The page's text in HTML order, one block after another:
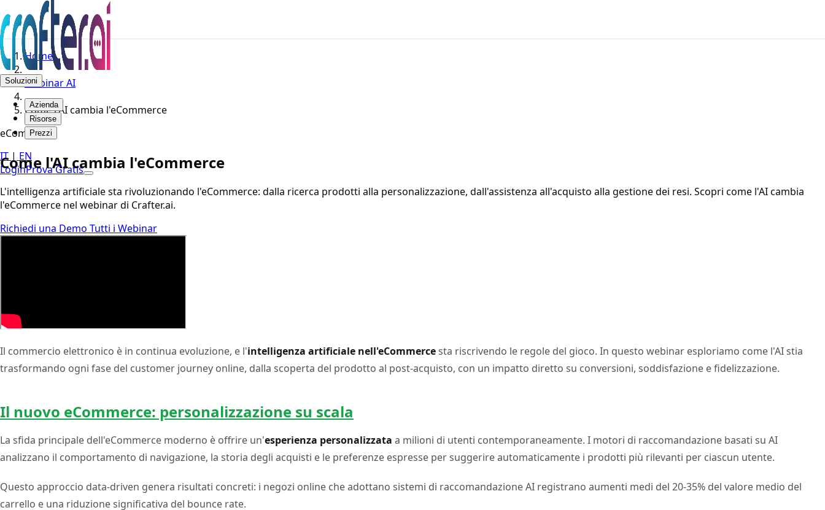
Soluzioni
Azienda
Risorse
Prezzi
IT | EN
LoginProva Gratis
Home
Webinar AI
Come l'AI cambia l'eCommerce
eCommerce
Come l'AI cambia l'eCommerce
L'intelligenza artificiale sta rivoluzionando l'eCommerce: dalla ricerca prodotti alla personalizzazione, dall'assistenza all'acquisto alla gestione dei resi. Scopri come l'AI cambia
l'eCommerce nel webinar di Crafter.ai.
Richiedi una Demo Tutti i Webinar
Il commercio elettronico è in continua evoluzione, e l'intelligenza artificiale nell'eCommercesta riscrivendo le regole del gioco. In questo webinar esploriamo come l'AI stia
trasformando ogni fase del customer journey online, dalla scoperta del prodotto al post-acquisto, con un impatto diretto su conversioni, soddisfazione e fidelizzazione.
Il nuovo eCommerce: personalizzazione su scala
La sfida principale dell'eCommerce moderno è offrire un'esperienza personalizzata a milioni di utenti contemporaneamente. I motori di raccomandazione basati su AI
analizzano il comportamento di navigazione, la storia degli acquisti e le preferenze espresse per suggerire automaticamente i prodotti più rilevanti per ciascun utente.
Questo approccio data-driven genera risultati concreti: i negozi online che adottano sistemi di raccomandazione AI registrano aumenti medi del 20-35% del valore medio del
carrello e una riduzione significativa del bounce rate.